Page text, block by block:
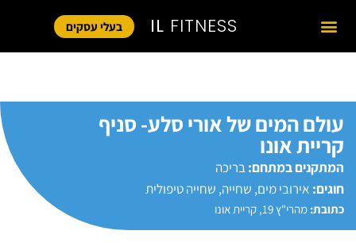
IL FITNESS בעלי עסקים
עולם המים של אורי סלע- סניף
קריית אונו
המתקנים במתחם:בריכה
חוגים: אירובי מים, שחייה, שחייה טיפולית
כתובת: מהרי"ץ 19, קריית אונו